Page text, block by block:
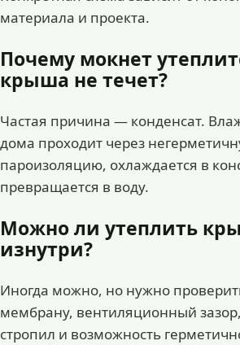
материала и проекта.
Почему мокнет
крыша не течет?
Частая причина — конденсат.
дома проходит через
пароизоляцию, охлаждается в
превращается в воду.
Можно ли утеплить
изнутри?
Иногда можно, но нужно
мембрану, вентиляционный
стропил и возможность